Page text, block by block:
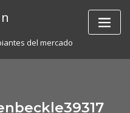
del mercado